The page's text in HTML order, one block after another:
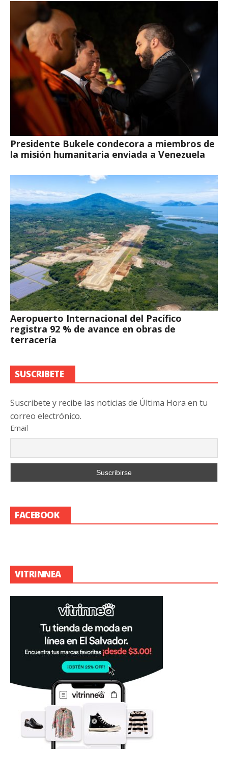
Presidente Bukele condecora a miembros de
la misión humanitaria enviada a Venezuela
Aeropuerto Internacional del Pacífico
registra 92 % de avance en obras de
terracería
SUSCRIBETE
Suscribete y recibe las noticias de Última Hora en tu
correo electrónico.
Email
FACEBOOK
VITRINNEA